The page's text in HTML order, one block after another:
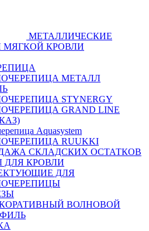
МЕТАЛЛИЧЕСКИЕ
МЯГКОЙ КРОВЛИ
МЕТАЛЛ
STYNERGY
GRAND LINE
Aquasystem
RUUKKI
СКЛАДСКИХ ОСТАТКОВ
ДЛЯ КРОВЛИ
ДЛЯ
ВОЛНОВОЙ